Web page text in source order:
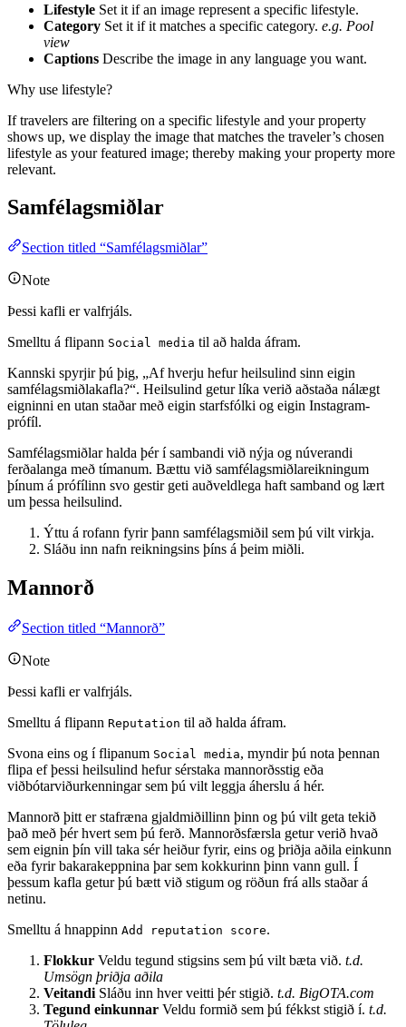
Lifestyle Set it if an image represent a specific lifestyle.
Category Set it if it matches a specific category. e.g. Pool
view
Captions Describe the image in any language you want.
Why use lifestyle?
If travelers are filtering on a specific lifestyle and your property
shows up, we display the image that matches the traveler’s chosen
lifestyle as your featured image; thereby making your property more
relevant.
Samfélagsmiðlar
Section titled “Samfélagsmiðlar”
Note
Þessi kafli er valfrjáls.
Smelltu á flipann Social media til að halda áfram.
Kannski spyrjir þú þig, „Af hverju hefur heilsulind sinn eigin
samfélagsmiðlakafla?“. Heilsulind getur líka verið aðstaða nálægt
eigninni en utan staðar með eigin starfsfólki og eigin Instagram-
prófíl.
Samfélagsmiðlar halda þér í sambandi við nýja og núverandi
ferðalanga með tímanum. Bættu við samfélagsmiðlareikningum
þínum á prófílinn svo gestir geti auðveldlega haft samband og lært
um þessa heilsulind.
Ýttu á rofann fyrir þann samfélagsmiðil sem þú vilt virkja.
Sláðu inn nafn reikningsins þíns á þeim miðli.
Mannorð
Section titled “Mannorð”
Note
Þessi kafli er valfrjáls.
Smelltu á flipann Reputation til að halda áfram.
Svona eins og í flipanum Social media, myndir þú nota þennan
flipa ef þessi heilsulind hefur sérstaka mannorðsstig eða
viðbótarviðurkenningar sem þú vilt leggja áherslu á hér.
Mannorð þitt er stafræna gjaldmiðillinn þinn og þú vilt geta tekið
það með þér hvert sem þú ferð. Mannorðsfærsla getur verið hvað
sem eignin þín vill taka sér heiður fyrir, eins og þriðja aðila einkunn
eða fyrir bakarakeppnina þar sem kokkurinn þinn vann gull. Í
þessum kafla getur þú bætt við stigum og röðun frá alls staðar á
netinu.
Smelltu á hnappinn Add reputation score.
Flokkur Veldu tegund stigsins sem þú vilt bæta við. t.d.
Umsögn þriðja aðila
Veitandi Sláðu inn hver veitti þér stigið. t.d. BigOTA.com
Tegund einkunnar Veldu formið sem þú fékkst stigið í. t.d.